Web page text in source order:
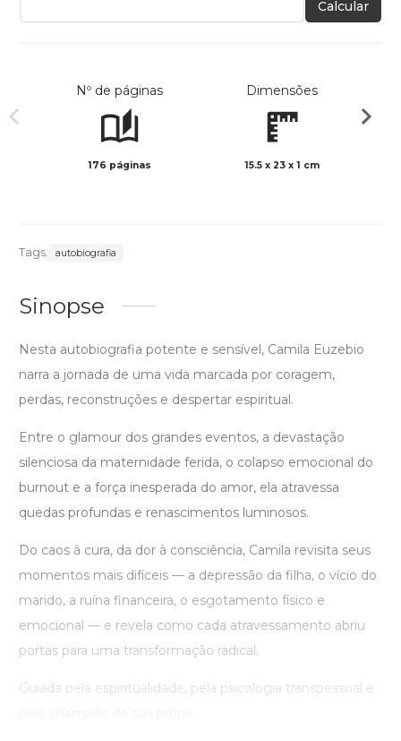
Calcular
Nº de páginas
176 páginas
Dimensões
15.5 x 23 x 1 cm
Tags: autobiografia
Sinopse
Nesta autobiografia potente e sensível, Camila Euzebio
narra a jornada de uma vida marcada por coragem,
perdas, reconstruções e despertar espiritual.
Entre o glamour dos grandes eventos, a devastação
silenciosa da maternidade ferida, o colapso emocional do
burnout e a força inesperada do amor, ela atravessa
quedas profundas e renascimentos luminosos.
Do caos à cura, da dor à consciência, Camila revisita seus
momentos mais difíceis — a depressão da filha, o vício do
marido, a ruína financeira, o esgotamento físico e
emocional — e revela como cada atravessamento abriu
portas para uma transformação radical.
Guiada pela espiritualidade, pela psicologia transpessoal e